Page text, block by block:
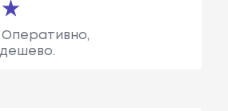
Оперативно,